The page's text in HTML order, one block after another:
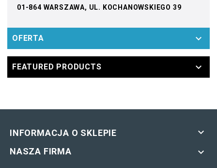
01-864 WARSZAWA, UL. KOCHANOWSKIEGO 39
OFERTA 
FEATURED PRODUCTS 
INFORMACJA O SKLEPIE 
NASZA FIRMA 